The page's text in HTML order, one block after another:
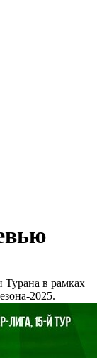
Турана в рамках
2025.